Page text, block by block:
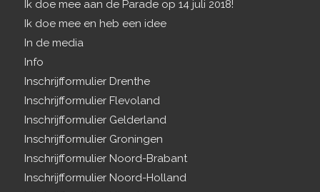
Ik doe mee aan de Parade op 14 juli 2018!
Ik doe mee en heb een idee
In de media
Info
Inschrijfformulier Drenthe
Inschrijfformulier Flevoland
Inschrijfformulier Gelderland
Inschrijfformulier Groningen
Inschrijfformulier Noord-Brabant
Inschrijfformulier Noord-Holland